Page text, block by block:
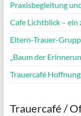
Praxisbegleitung
Cafe Lichtblick –
Eltern-Trauer-
„Baum der
Trauercafé
Trauercafé /